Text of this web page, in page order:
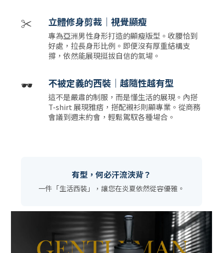
✂️ 立體修身剪裁｜視覺顯瘦
專為亞洲男性身形打造的顯瘦版型。收腰恰到
好處，拉長身形比例。即便沒有厚重結構支
撐，依然能展現挺拔自信的氣場。
🕶️ 不被定義的西裝｜越隨性越有型
這不是嚴肅的制服，而是懂生活的展現。內搭
T-shirt 展現雅痞，搭配襯衫則顯專業。從商務
會議到週末約會，輕鬆駕馭各種場合。
有型，何必汗流浹背？
一件「生活西裝」，讓您在炎夏依然從容優雅。